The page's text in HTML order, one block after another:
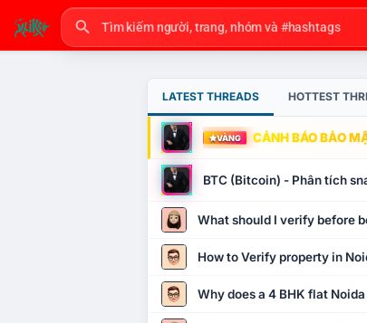
LATEST THREADS HOTTEST
VÀNG CẢNH BÁO BẢO
BTC (Bitcoin) - Phân tích
What should I verify before
How to Verify property in
Why does a 4 BHK flat